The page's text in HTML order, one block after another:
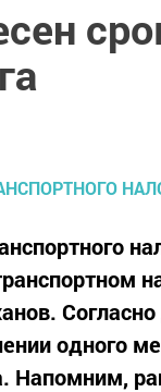
одного
Напомним,